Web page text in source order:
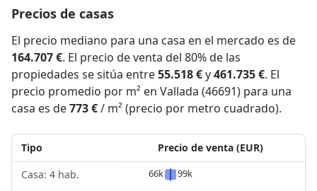
Precios de casas
El precio mediano para una casa en el mercado es de
164.707 €. El precio de venta del 80% de las
propiedades se sitúa entre55.518 €y461.735 €. El
precio promedio por m² en Vallada (46691) para una
casa es de773 €/ m² (precio por metro cuadrado).
Tipo
Casa: 4 hab.
Precio de venta (EUR)
66k
99k